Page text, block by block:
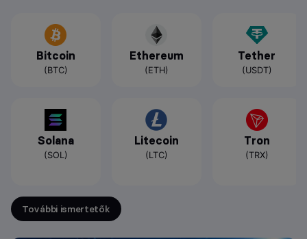
Bitcoin
(BTC)
Ethereum
(ETH)
Tether
(USDT)
Solana
(SOL)
Litecoin
(LTC)
Tron
(TRX)
További ismertetők